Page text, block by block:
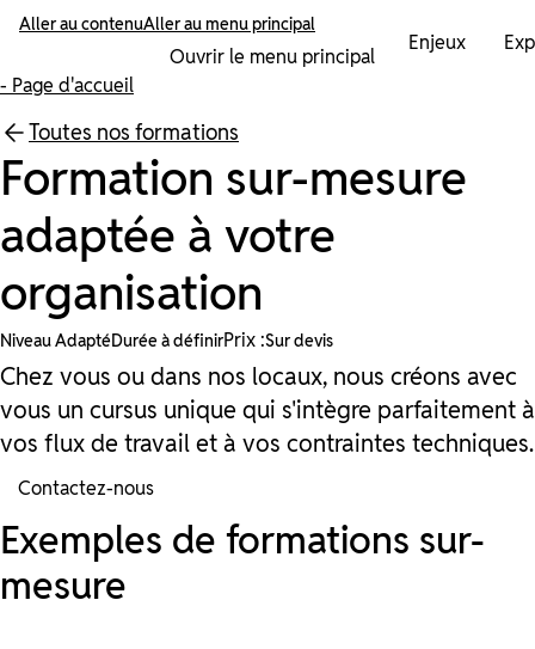
Aller au contenuAller au menu principal
- Page d'accueil
Ouvrir le menu principal
Enjeux
Toutes nos formations
Formation sur-mesure
adaptée à votre
organisation
Niveau AdaptéDurée à définirPrix :Sur devis
Chez vous ou dans nos locaux, nous créons avec
vous un cursus unique qui s'intègre parfaitement à
vos flux de travail et à vos contraintes techniques.
Contactez-nous
Exemples de formations sur-
mesure